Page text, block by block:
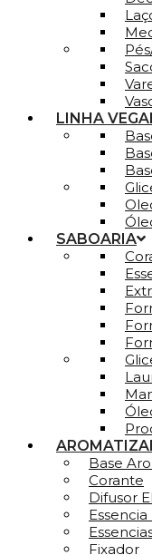
LINHA
SABOARIA
Base
Corante
Difusor
Fixador